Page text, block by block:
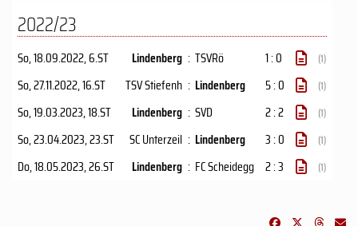
2022/23
So, 18.09.2022, 6.ST Lindenberg : TSVRö 1 : 0 (1)
So, 27.11.2022, 16.ST TSV Stiefenh : Lindenberg 5 : 0 (1)
So, 19.03.2023, 18.ST Lindenberg : SVD 2 : 2 (1)
So, 23.04.2023, 23.ST SC Unterzeil : Lindenberg 3 : 0 (1)
Do, 18.05.2023, 26.ST Lindenberg : FC Scheidegg 2 : 3 (1)